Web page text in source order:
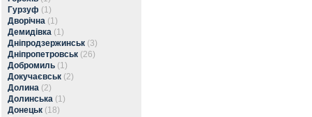
Гурзуф (1)
Дворічна (1)
Демидівка (1)
Дніпродзержинськ (3)
Дніпропетровськ (26)
Добромиль (1)
Докучаєвськ (2)
Долина (2)
Долинська (1)
Донецьк (18)